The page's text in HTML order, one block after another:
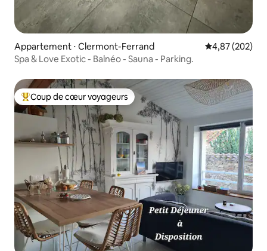
Appartement ⋅ Clermont-Ferrand Évaluation
4,87 (202)
Spa & Love Exotic - Balnéo - Sauna - Parking.
Coups de cœur voyageurs les plus appréciés
Coup de cœur voyageurs